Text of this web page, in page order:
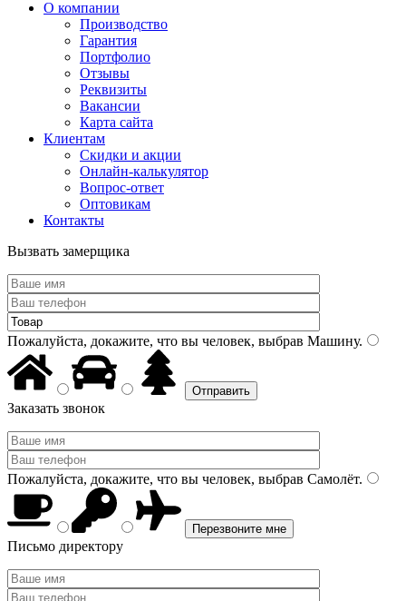
О компании
Производство
Гарантия
Портфолио
Отзывы
Реквизиты
Вакансии
Карта сайта
Клиентам
Скидки и акции
Онлайн-калькулятор
Вопрос-ответ
Оптовикам
Контакты
Вызвать замерщика
Пожалуйста, докажите, что вы человек, выбрав Машину.
Заказать звонок
Пожалуйста, докажите, что вы человек, выбрав Самолёт.
Письмо директору